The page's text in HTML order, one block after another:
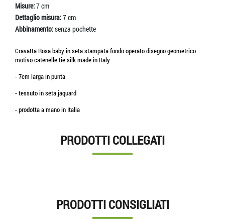
Misure:7 cm
Dettaglio misura:7 cm
Abbinamento:senza pochette
Cravatta Rosa baby in seta stampata fondo operato disegno geometrico
motivo catenelle tie silk made in Italy
- 7cm larga in punta
- tessuto in seta jaquard
- prodotta a mano in Italia
PRODOTTI COLLEGATI
PRODOTTI CONSIGLIATI